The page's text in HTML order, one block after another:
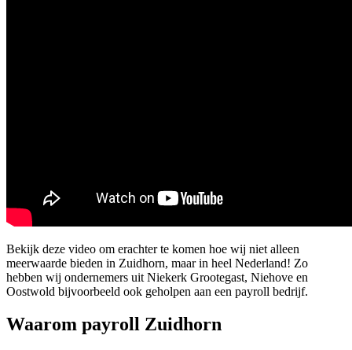
Bekijk deze video om erachter te komen hoe wij niet alleen
meerwaarde bieden in Zuidhorn, maar in heel Nederland! Zo
hebben wij ondernemers uit Niekerk Grootegast, Niehove en
Oostwold bijvoorbeeld ook geholpen aan een payroll bedrijf.
Waarom payroll Zuidhorn